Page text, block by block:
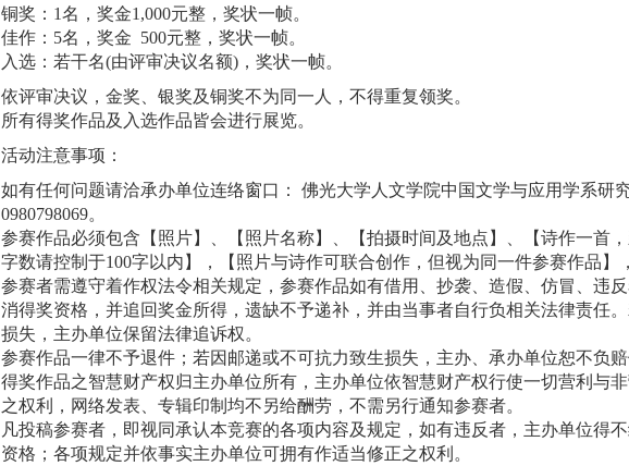
铜奖： 1名，奖金1,000元整，奖状一帧。
佳作： 5名，奖金 500元整，奖状一帧。
入选：若干名(由评审决议名额) ，奖状一帧。
依评审决议，金奖、银奖及铜奖不为同一人，不得重复领奖。
所有得奖作品及入选作品皆会进行展览。
活动注意事项：
如有任何问题请洽承办单位连络窗口：
佛光大学人文学院中国文学与应用学系研
0980798069。
参赛作品必须包含【照片】、【照片名称】、【拍摄时间及地点】、【诗作一首
字数请控制于100字以内】，【照片与诗作可联合创作，但视为同一件参赛作品】
参赛者需遵守着作权法令相关规定，参赛作品如有借用、抄袭、造假、仿冒、违
消得奖资格，并追回奖金所得，遗缺不予递补，并由当事者自行负相关法律责任
损失，主办单位保留法律追诉权。
参赛作品一律不予退件；若因邮递或不可抗力致生损失，主办、承办单位恕不负赔
得奖作品之智慧财产权归主办单位所有，主办单位依智慧财产权行使一切营利与
之权利，网络发表、专辑印制均不另给酬劳，不需另行通知参赛者。
凡投稿参赛者，即视同承认本竞赛的各项内容及规定，如有违反者，主办单位得
资格；各项规定并依事实主办单位可拥有作适当修正之权利。